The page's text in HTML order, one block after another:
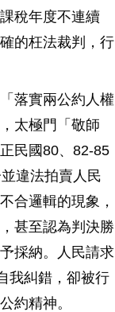
稅年度不連續
的枉法裁判，行
落實兩公約人權
太極門「敬師
民國80、82-85
違法拍賣人民
合邏輯的現象，
甚至認為判決勝
採納。人民請求
我糾錯，卻被行
約精神。